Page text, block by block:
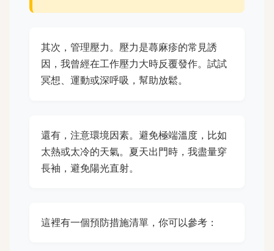
其次，管理壓力。壓力是蕁麻疹的常見誘
因，我曾經在工作壓力大時反覆發作。試試
冥想、運動或深呼吸，幫助放鬆。
還有，注意環境因素。避免極端溫度，比如
太熱或太冷的天氣。夏天出門時，我盡量穿
長袖，避免陽光直射。
這裡有一個預防措施清單，你可以參考：